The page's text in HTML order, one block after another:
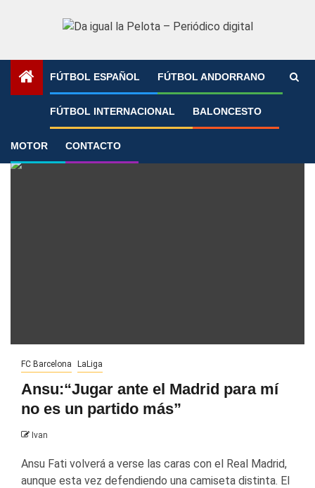
FÚTBOL ESPAÑOL FÚTBOL ANDORRANO
FÚTBOL INTERNACIONAL BALONCESTO
MOTOR CONTACTO
»
Ansu Fati
FC Barcelona LaLiga
Ansu:“Jugar ante el Madrid para mí
no es un partido más”
Ivan
Ansu Fati volverá a verse las caras con el Real Madrid,
aunque esta vez defendiendo una camiseta distinta. El